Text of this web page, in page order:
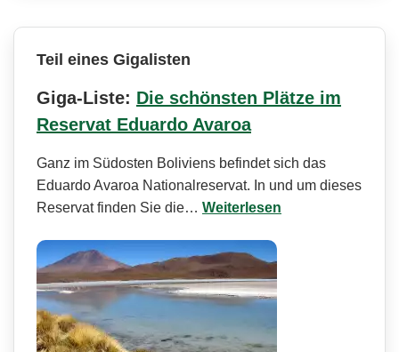
Teil eines Gigalisten
Giga-Liste: Die schönsten Plätze im
Reservat Eduardo Avaroa
Ganz im Südosten Boliviens befindet sich das
Eduardo Avaroa Nationalreservat. In und um dieses
Reservat finden Sie die… Weiterlesen